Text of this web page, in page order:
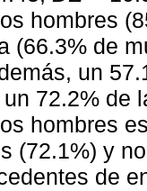
hombres
(66.3% de
un
72.2% de
hombres
(72.1%) y
de